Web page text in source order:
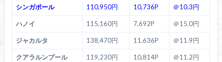
シンガポール 110,950円 10,736P ＠10.3円
ハノイ 115,160円 7,692P ＠15.0円
ジャカルタ 138,470円 11,636P ＠11.9円
クアラルンプール 119,230円 10,814P ＠11.2円